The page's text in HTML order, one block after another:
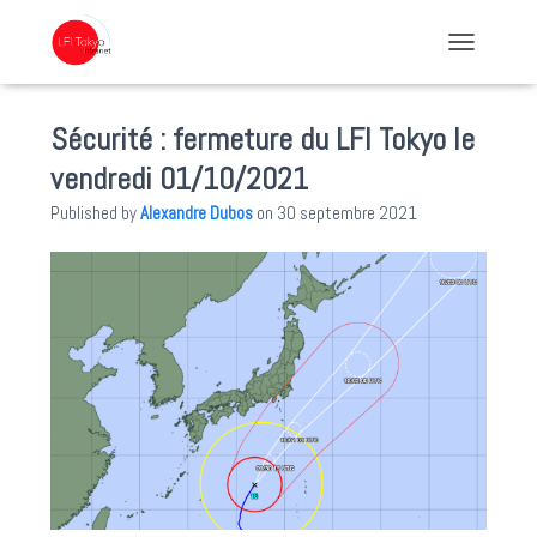
Sécurité : fermeture du LFI Tokyo le
vendredi 01/10/2021
Published byAlexandre Dubos on 30 septembre 2021